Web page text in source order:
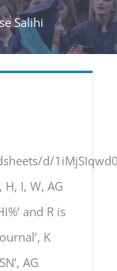
Salihi
d/
H, I, W, AG
and R is
K
AG